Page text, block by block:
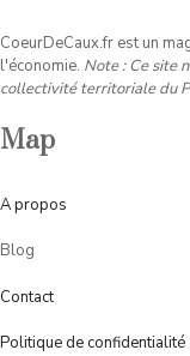
CoeurDeCaux.fr est un
l'économie. Note : Ce site
collectivité territoriale du
Map
Apropos
Blog
Contact
Politique de confidentialité